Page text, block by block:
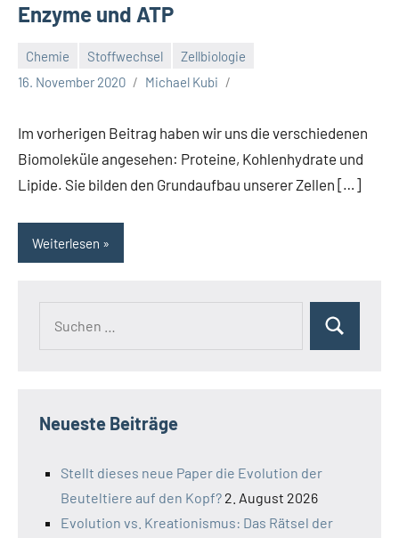
Enzyme und ATP
Chemie Stoffwechsel
Zellbiologie
16. November 2020
Michael Kubi
Im vorherigen Beitrag haben wir uns die verschiedenen
Biomoleküle angesehen: Proteine, Kohlenhydrate und
Lipide. Sie bilden den Grundaufbau unserer Zellen […]
Weiterlesen
Suchen
Neueste Beiträge
Stellt dieses neue Paper die Evolution der
Beuteltiere auf den Kopf? 2. August 2026
Evolution vs. Kreationismus: Das Rätsel der